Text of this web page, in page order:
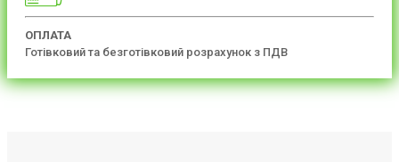
ОПЛАТА
Готівковий та безготівковий розрахунок з ПДВ